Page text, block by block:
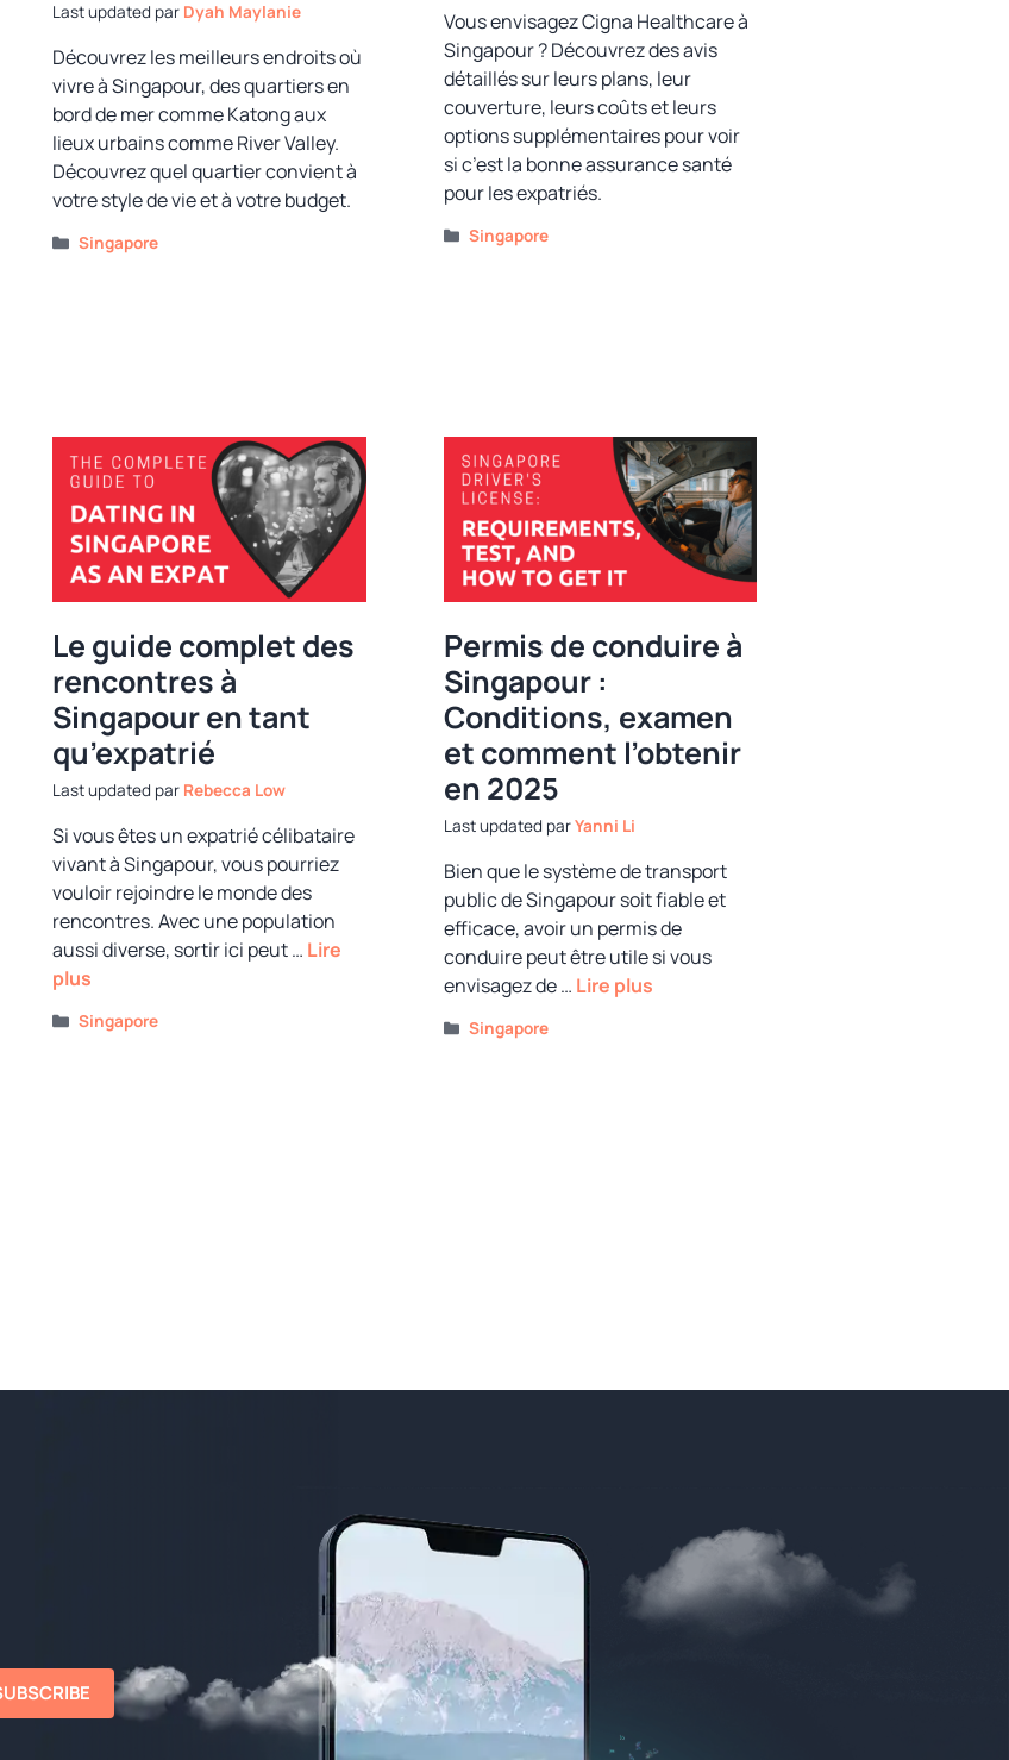
par Dyah Maylanie
Découvrez les meilleurs endroits où
vivre à Singapour, des quartiers en
bord de mer comme Katong aux
lieux urbains comme River Valley.
Découvrez quel quartier convient à
votre style de vie et à votre budget.
Catégories
Singapore
Vous envisagez Cigna Healthcare à
Singapour ? Découvrez des avis
détaillés sur leurs plans, leur
couverture, leurs coûts et leurs
options supplémentaires pour voir
si c’est la bonne assurance santé
pour les expatriés.
Catégories
Singapore
Le guide complet des
rencontres à
Singapour en tant
qu’expatrié
par Rebecca Low
Si vous êtes un expatrié célibataire
vivant à Singapour, vous pourriez
vouloir rejoindre le monde des
rencontres. Avec une population
aussi diverse, sortir ici peut … Lire
plus
Catégories
Singapore
Permis de conduire à
Singapour :
Conditions, examen
et comment l’obtenir
en 2025
parYanni Li
Bien que le système de transport
public de Singapour soit fiable et
efficace, avoir un permis de
conduire peut être utile si vous
envisagez de … Lire plus
Catégories
Singapore